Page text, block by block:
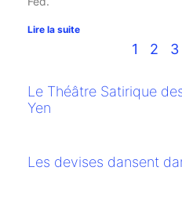
Lire la suite
1 2 3
Le Théâtre Satirique
Yen
Les devises dansent